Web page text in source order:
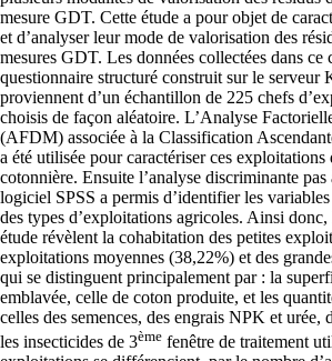
mesure GDT. Cette étude a pour objet de
et d’analyser leur mode de valorisation des
mesures GDT. Les données collectées dans ce
questionnaire structuré construit sur le serveur
proviennent d’un échantillon de 225 chefs
choisis de façon aléatoire. L’Analyse
(AFDM) associée à la Classification
a été utilisée pour caractériser ces
cotonnière. Ensuite l’analyse discriminante pas
logiciel SPSS a permis d’identifier les
des types d’exploitations agricoles. Ainsi donc,
étude révèlent la cohabitation des petites
exploitations moyennes (38,22%) et des
qui se distinguent principalement par : la
emblavée, celle de coton produite, et les
celles des semences, des engrais NPK et urée,
les insecticides de 3ème fenêtre de traitement